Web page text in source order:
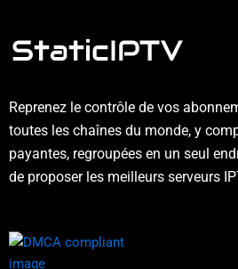
Reprenez le contrôle de vos
toutes les chaînes du monde, y
payantes, regroupées en un seul
de proposer les meilleurs serveurs